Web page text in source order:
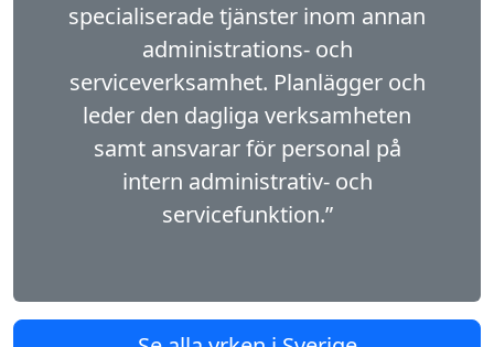
specialiserade tjänster inom annan
administrations- och
serviceverksamhet. Planlägger och
leder den dagliga verksamheten
samt ansvarar för personal på
intern administrativ- och
servicefunktion.”